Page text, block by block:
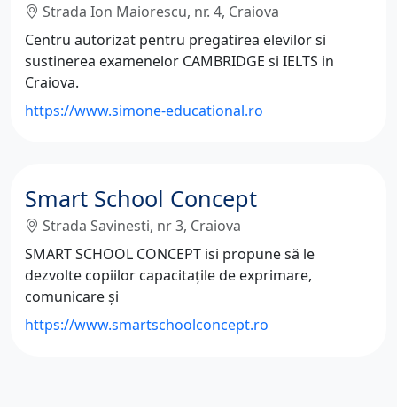
Strada Ion Maiorescu, nr. 4, Craiova
Centru autorizat pentru pregatirea elevilor si
sustinerea examenelor CAMBRIDGE si IELTS in
Craiova.
https://www.simone-educational.ro
Smart School Concept
Strada Savinesti, nr 3, Craiova
SMART SCHOOL CONCEPT isi propune să le
dezvolte copiilor capacitaţile de exprimare,
comunicare şi
https://www.smartschoolconcept.ro